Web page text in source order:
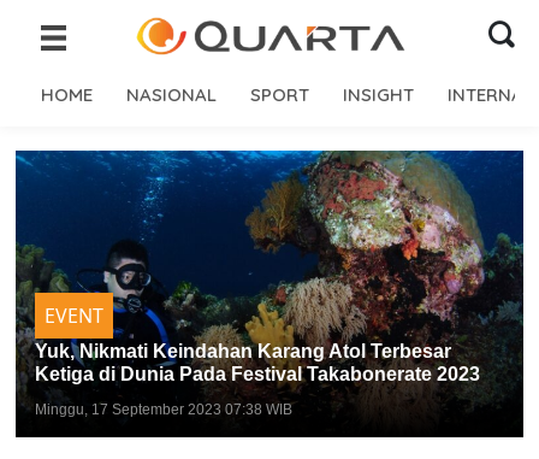
HOME NASIONAL SPORT INSIGHT
EVENT
Yuk, Nikmati Keindahan Karang Atol Terbesar
Ketiga di Dunia Pada Festival Takabonerate 2023
Minggu, 17 September 2023 07:38 WIB